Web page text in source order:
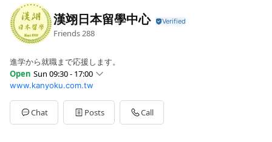
漢翊日本留學中心
Friends288
進学から就職まで応援します。
Open Sun 09:30 - 17:00
Sun09:30 - 17:00
Mon09:30 - 17:00
Tue09:30 - 17:00
Wed09:30 - 17:00
www.kanyoku.com.tw
Chat Posts Call